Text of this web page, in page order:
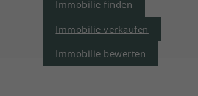
Immobilie finden
Immobilie verkaufen
Immobilie bewerten